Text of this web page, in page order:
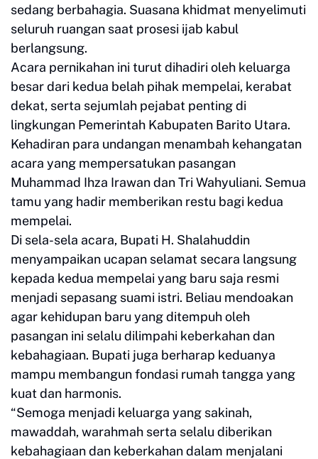
sedang berbahagia. Suasana khidmat menyelimuti
seluruh ruangan saat prosesi ijab kabul
berlangsung.
Acara pernikahan ini turut dihadiri oleh keluarga
besar dari kedua belah pihak mempelai, kerabat
dekat, serta sejumlah pejabat penting di
lingkungan Pemerintah Kabupaten Barito Utara.
Kehadiran para undangan menambah kehangatan
acara yang mempersatukan pasangan
Muhammad Ihza Irawan dan Tri Wahyuliani. Semua
tamu yang hadir memberikan restu bagi kedua
mempelai.
Di sela-sela acara, Bupati H. Shalahuddin
menyampaikan ucapan selamat secara langsung
kepada kedua mempelai yang baru saja resmi
menjadi sepasang suami istri. Beliau mendoakan
agar kehidupan baru yang ditempuh oleh
pasangan ini selalu dilimpahi keberkahan dan
kebahagiaan. Bupati juga berharap keduanya
mampu membangun fondasi rumah tangga yang
kuat dan harmonis.
“Semoga menjadi keluarga yang sakinah,
mawaddah, warahmah serta selalu diberikan
kebahagiaan dan keberkahan dalam menjalani